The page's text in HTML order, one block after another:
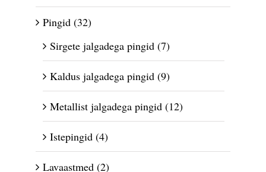
Pingid (32)
Sirgete jalgadega pingid (7)
Kaldus jalgadega pingid (9)
Metallist jalgadega pingid (12)
Istepingid (4)
Lavaastmed (2)